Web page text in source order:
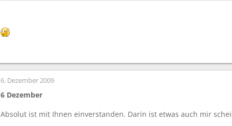
6. Dezember 2009
6 Dezember
Absolut ist mit Ihnen einverstanden. Darin ist etwas auch mir